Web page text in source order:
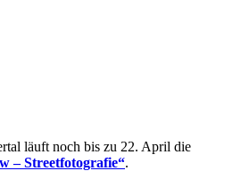
läuft noch bis zu 22. April die
– Streetfotografie“.